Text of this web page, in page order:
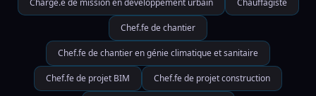
Chargé.e de mission en développement urbain Chauffagiste
Chef.fe de chantier
Chef.fe de chantier en génie climatique et sanitaire
Chef.fe de projet BIM Chef.fe de projet construction